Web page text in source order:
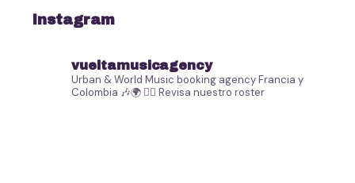
Instagram
vueltamusicagency
Urban & World Music booking agencyFrancia y
Colombia 🎶🌍 👇🏻 Revisa nuestro roster